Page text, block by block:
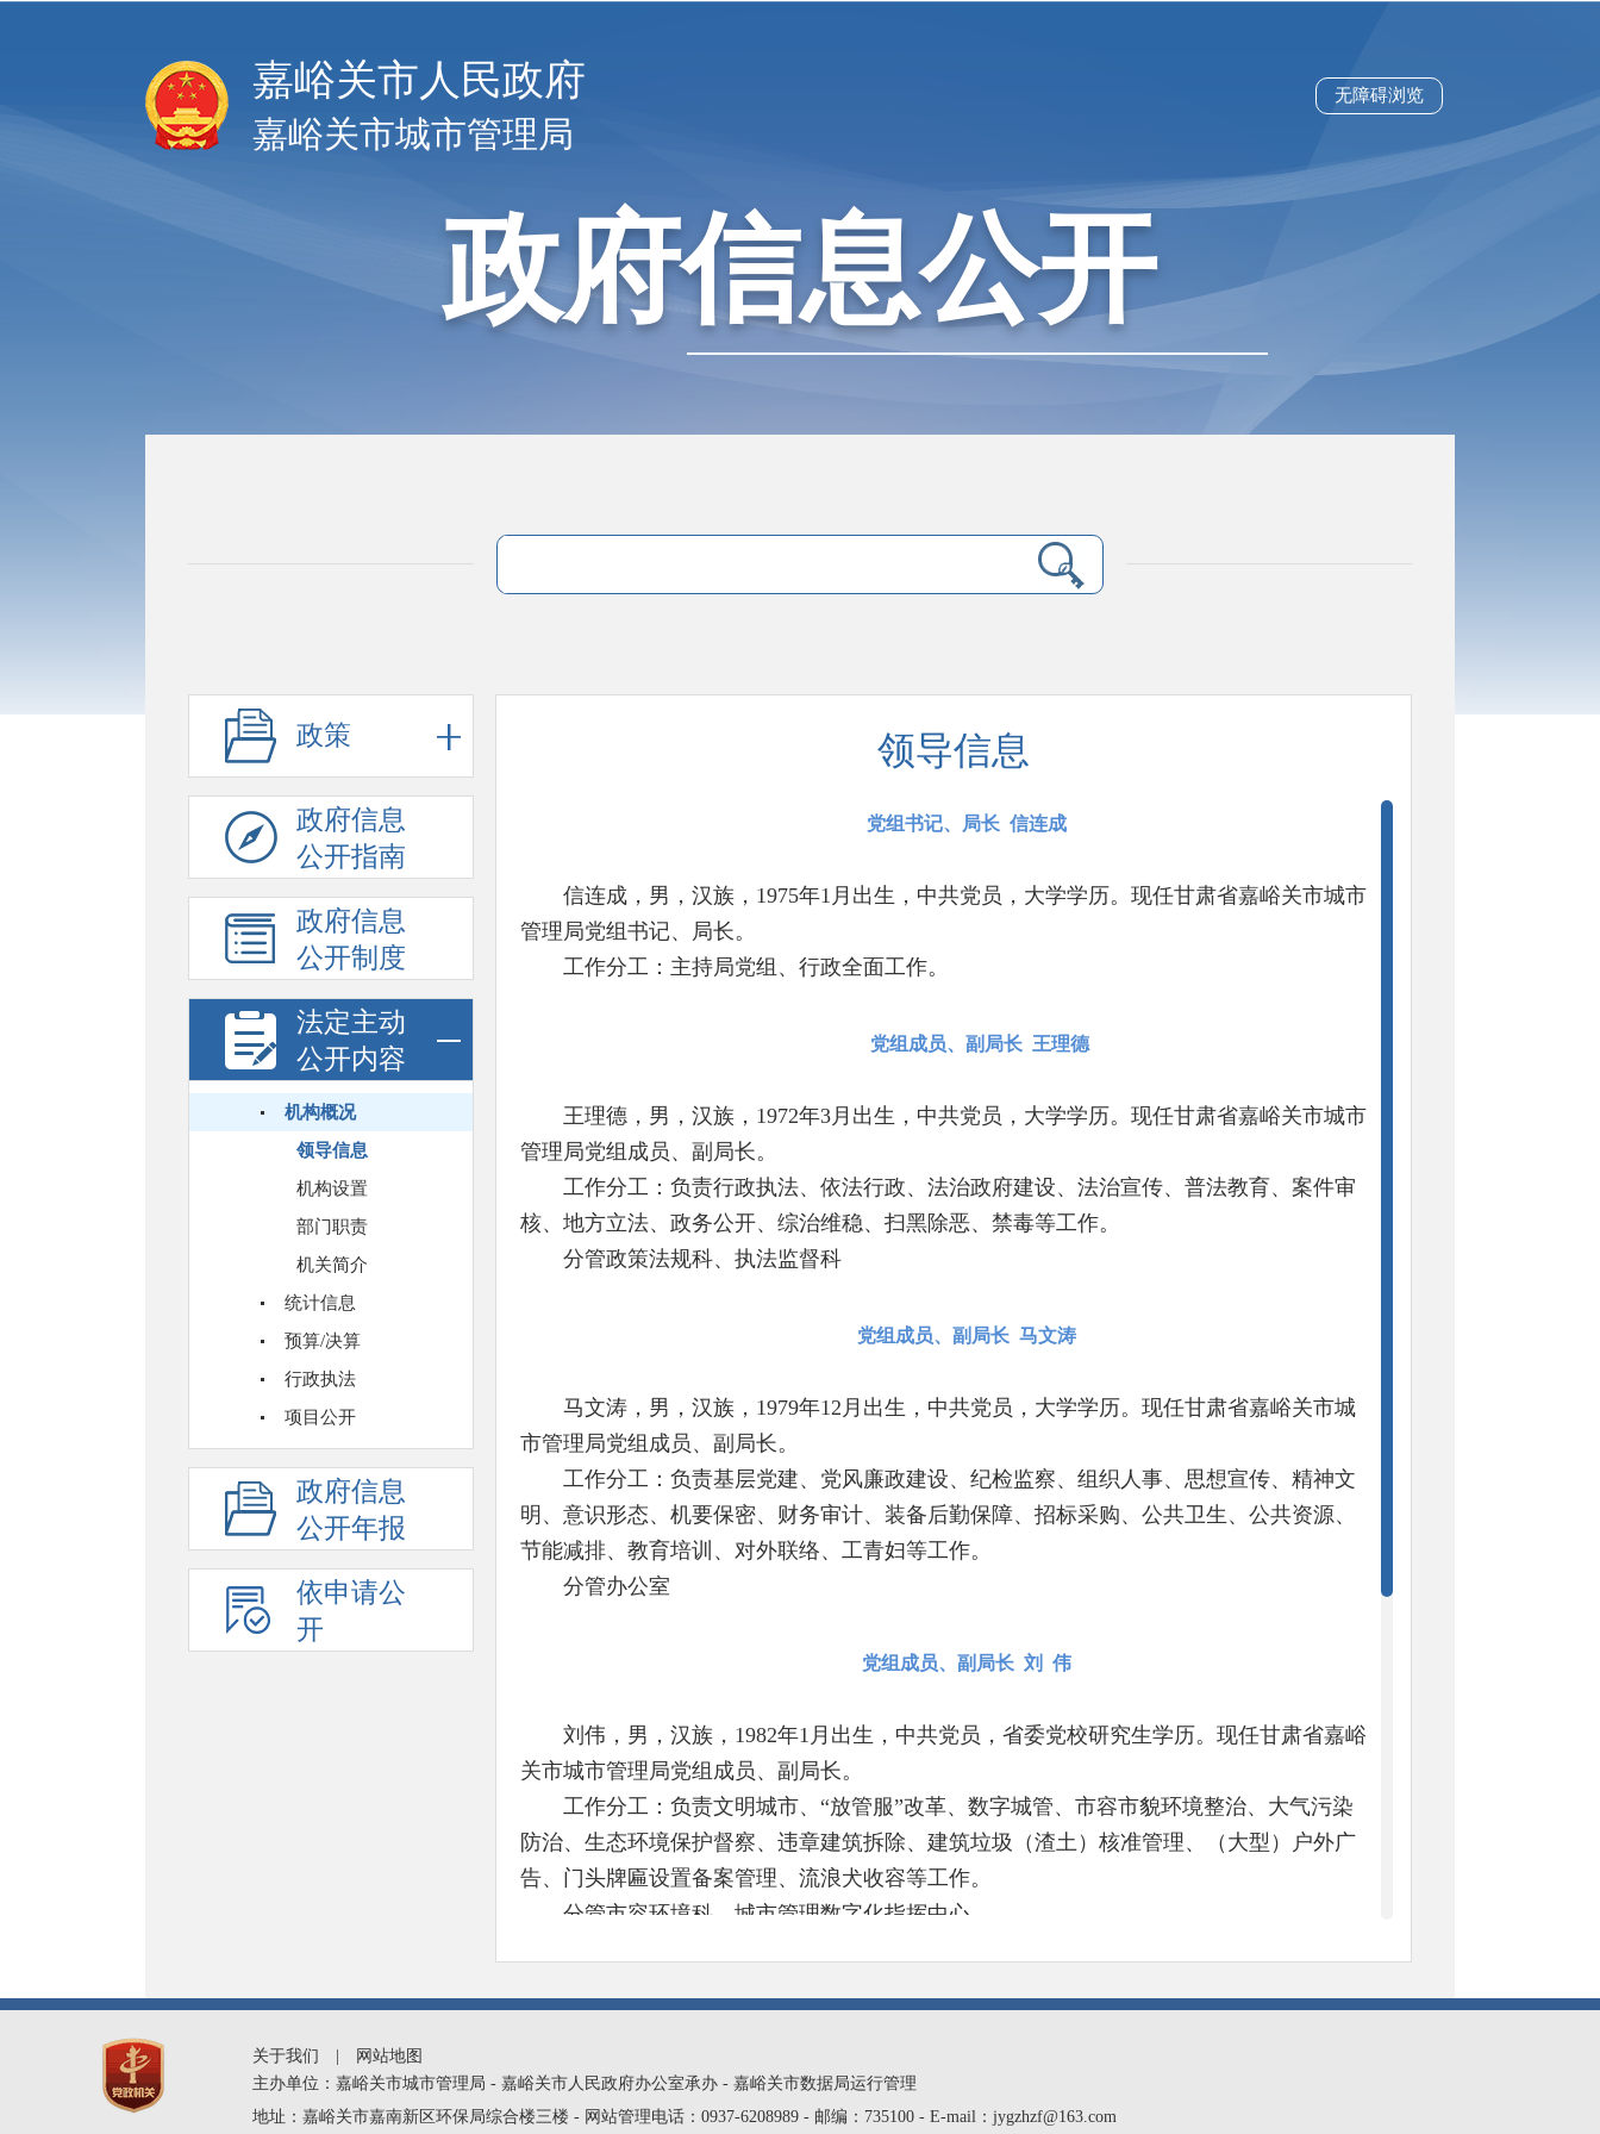
嘉峪关市人民政府
嘉峪关市城市管理局
政府信息公开
无障碍浏览
政策
政府信息
公开指南
政府信息
公开制度
法定主动
公开内容
机构概况
领导信息
机构设置
部门职责
机关简介
统计信息
预算/决算
行政执法
项目公开
政府信息
公开年报
依申请公
开
领导信息
党组书记、局长 信连成
信连成，男，汉族，1975年1月出生，中共党员，大学学历。现任甘肃省嘉峪关市城市
管理局党组书记、局长。
工作分工：主持局党组、行政全面工作。
党组成员、副局长 王理德
王理德，男，汉族，1972年3月出生，中共党员，大学学历。现任甘肃省嘉峪关市城市
管理局党组成员、副局长。
工作分工：负责行政执法、依法行政、法治政府建设、法治宣传、普法教育、案件审
核、地方立法、政务公开、综治维稳、扫黑除恶、禁毒等工作。
分管政策法规科、执法监督科
党组成员、副局长 马文涛
马文涛，男，汉族，1979年12月出生，中共党员，大学学历。现任甘肃省嘉峪关市城
市管理局党组成员、副局长。
工作分工：负责基层党建、党风廉政建设、纪检监察、组织人事、思想宣传、精神文
明、意识形态、机要保密、财务审计、装备后勤保障、招标采购、公共卫生、公共资源、
节能减排、教育培训、对外联络、工青妇等工作。
分管办公室
党组成员、副局长 刘 伟
刘伟，男，汉族，1982年1月出生，中共党员，省委党校研究生学历。现任甘肃省嘉峪
关市城市管理局党组成员、副局长。
工作分工：负责文明城市、“放管服”改革、数字城管、市容市貌环境整治、大气污染
防治、生态环境保护督察、违章建筑拆除、建筑垃圾（渣土）核准管理、（大型）户外广
告、门头牌匾设置备案管理、流浪犬收容等工作。
分管市容环境科、城市管理数字化指挥中心
管理局党组成员，市城市管理综合行政执法队队长。
关于我们
网站地图
主办单位：嘉峪关市城市管理局 - 嘉峪关市人民政府办公室承办 - 嘉峪关市数据局运行管理
地址：嘉峪关市嘉南新区环保局综合楼三楼 - 网站管理电话：0937-6208989 - 邮编：735100 - E-mail：jygzhzf@163.com